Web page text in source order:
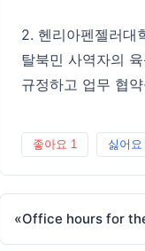
2. 헨리아펜젤러대
탈북민 사역자의
규정하고 업무 협
좋아요 1 싫어요
«Office hours for